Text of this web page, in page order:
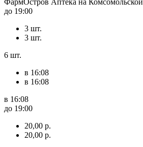
до 19:00
3 шт.
3 шт.
6 шт.
в 16:08
в 16:08
в 16:08
до 19:00
20,00 р.
20,00 р.